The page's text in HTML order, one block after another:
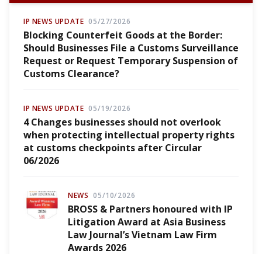
IP NEWS UPDATE 05/27/2026
Blocking Counterfeit Goods at the Border:
Should Businesses File a Customs Surveillance
Request or Request Temporary Suspension of
Customs Clearance?
IP NEWS UPDATE 05/19/2026
4 Changes businesses should not overlook
when protecting intellectual property rights
at customs checkpoints after Circular
06/2026
NEWS 05/10/2026
BROSS & Partners honoured with IP
Litigation Award at Asia Business
Law Journal’s Vietnam Law Firm
Awards 2026